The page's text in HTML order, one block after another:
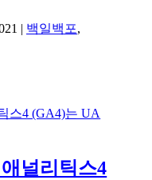
| 백일백포,
널리틱스4